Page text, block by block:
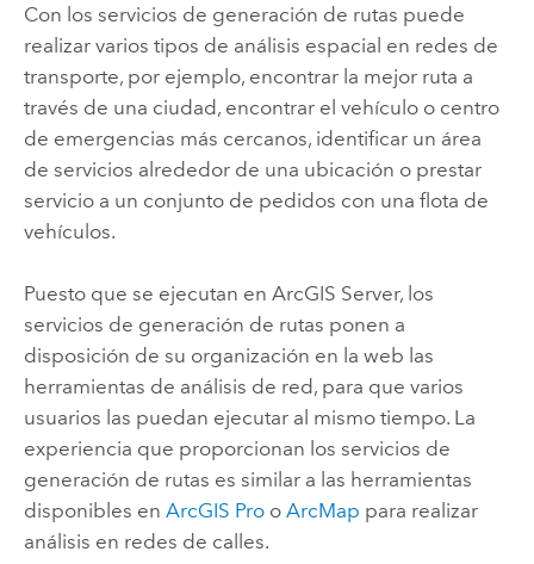
Con los servicios de generación de rutas puede
realizar varios tipos de análisis espacial en redes de
transporte, por ejemplo, encontrar la mejor ruta a
través de una ciudad, encontrar el vehículo o centro
de emergencias más cercanos, identificar un área
de servicios alrededor de una ubicación o prestar
servicio a un conjunto de pedidos con una flota de
vehículos.
Puesto que se ejecutan en ArcGIS Server, los
servicios de generación de rutas ponen a
disposición de su organización en la web las
herramientas de análisis de red, para que varios
usuarios las puedan ejecutar al mismo tiempo. La
experiencia que proporcionan los servicios de
generación de rutas es similar a las herramientas
disponibles en ArcGIS Proo ArcMap para realizar
análisis en redes de calles.